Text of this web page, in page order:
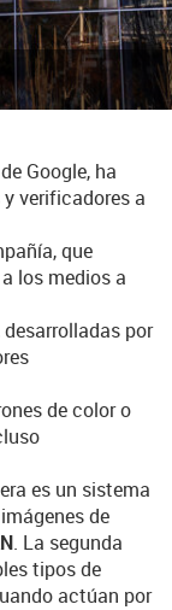
Google, ha
verificadores a
que
los medios a
por
de color o
es un sistema
de
. La segunda
tipos de
actúan por